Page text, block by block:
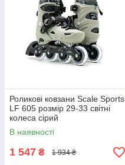
Роликові ковзани Scale Sports
LF 605 розмір 29-33 світні
колеса сірий
В наявності
1 547 ₴ 1 934 ₴